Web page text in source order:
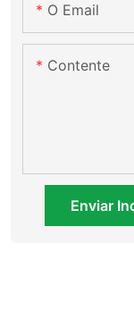
O Email
Contente
Enviar